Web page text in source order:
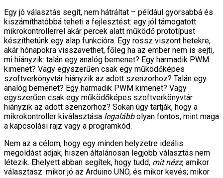
Egy jó választás segít, nem hátráltat – például gyorsabbá és
kiszámíthatóbbá teheti a fejlesztést: egy jól támogatott
mikrokontrollerrel akár percek alatt működő prototípust
készíthetünk egy alap funkcióra. Egy rossz viszont hetekre,
akár hónapokra visszavethet, főleg ha az ember nem is sejti,
mi hiányzik: talán egy analóg bemenet? Egy harmadik PWM
kimenet? Vagy egyszerűen csak egy működőképes
szoftverkönyvtár hiányzik az adott szenzorhoz? Talán egy
analóg bemenet? Egy harmadik PWM kimenet? Vagy
egyszerűen csak egy működőképes szoftverkönyvtár
hiányzik az adott szenzorhoz? Sokan úgy tartják, hogy a
mikrokontroller kiválasztása legalábbolyan fontos, mint maga
a kapcsolási rajz vagy a programkód.
Nem az a célom, hogy egy minden helyzetre ideális
megoldást adjak, hiszen általánosan legjobb választás nem
létezik. Ehelyett abban segítek, hogy tudd, mit nézz, amikor
választasz: mikor jó az Arduino UNO, és mikor kevés; mikor